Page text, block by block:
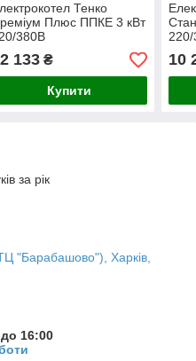
Тенко
Плюс ППКЕ 3 кВт
380В
133₴
Купити
10
за рік
"Барабашово"), Харків,
16:00